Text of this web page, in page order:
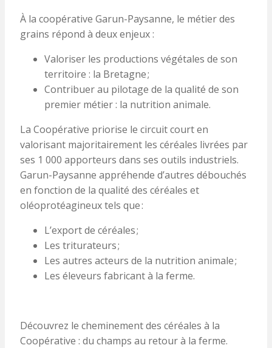
À la coopérative Garun-Paysanne, le métier des
grains répond à deux enjeux :
Valoriser les productions végétales de son
territoire : la Bretagne ;
Contribuer au pilotage de la qualité de son
premier métier : la nutrition animale.
La Coopérative priorise le circuit court en
valorisant majoritairement les céréales livrées par
ses 1 000 apporteurs dans ses outils industriels.
Garun-Paysanne appréhende d’autres débouchés
en fonction de la qualité des céréales et
oléoprotéagineux tels que :
L’export de céréales ;
Les triturateurs ;
Les autres acteurs de la nutrition animale ;
Les éleveurs fabricant à la ferme.
Découvrez le cheminement des céréales à la
Coopérative : du champs au retour à la ferme.